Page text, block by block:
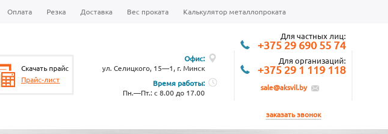
Оплата Резка Доставка Вес проката Калькулятор металлопроката
Скачать прайс
Прайс-лист
Офис:
ул. Селицкого, 15—1, г. Минск
Время работы:
Пн.—Пт.: с 8.00 до 17.00
Для частных лиц:
+375 29 690 55 74
Для организаций:
+375 29 1 119 118
sale@aksvil.by
заказать звонок